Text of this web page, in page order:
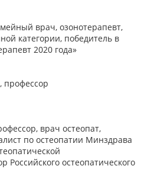
врач, озонотерапевт,
категории, победитель в
2020 года»
профессор
врач остеопат,
по остеопатии Минздрава
Российского остеопатического